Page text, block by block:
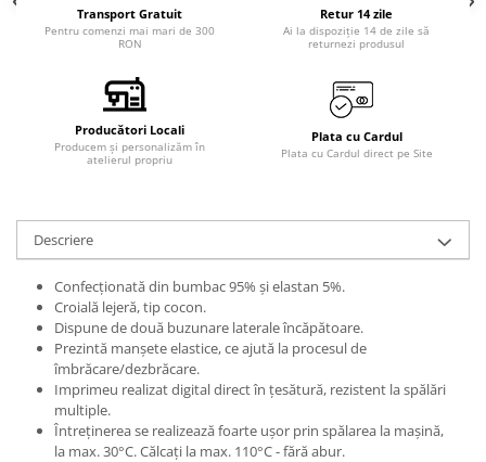
Transport Gratuit
Pentru comenzi mai mari de 300
RON
Retur 14 zile
Ai la dispoziție 14 de zile să
returnezi produsul
Producători Locali
Producem și personalizăm în
atelierul propriu
Plata cu Cardul
Plata cu Cardul direct pe Site
Descriere
Confecționată din bumbac 95% și elastan 5%.
Croială lejeră, tip cocon.
Dispune de două buzunare laterale încăpătoare.
Prezintă manșete elastice, ce ajută la procesul de
îmbrăcare/dezbrăcare.
Imprimeu realizat digital direct în țesătură, rezistent la spălări
multiple.
Întreținerea se realizează foarte ușor prin spălarea la mașină,
la max. 30°C. Călcaţi la max. 110°C - fără abur.